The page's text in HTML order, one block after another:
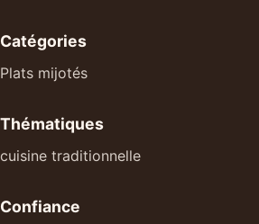
Catégories
Plats mijotés
Thématiques
cuisine traditionnelle
Confiance